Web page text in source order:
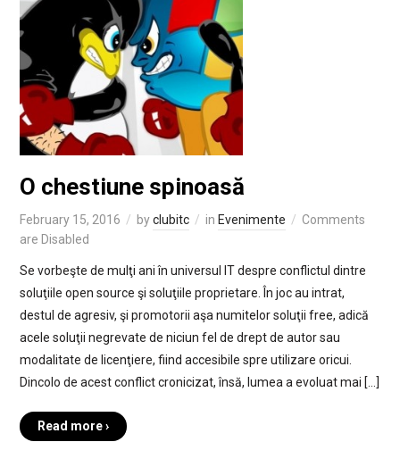
O chestiune spinoasă
February 15, 2016 byclubitc in Evenimente
Comments
are Disabled
Se vorbeşte de mulţi ani în universul IT despre conflictul dintre
soluţiile open source şi soluţiile proprietare. În joc au intrat,
destul de agresiv, şi promotorii aşa numitelor soluţii free, adică
acele soluţii negrevate de niciun fel de drept de autor sau
modalitate de licenţiere, fiind accesibile spre utilizare oricui.
Dincolo de acest conflict cronicizat, însă, lumea a evoluat mai […]
Read more ›